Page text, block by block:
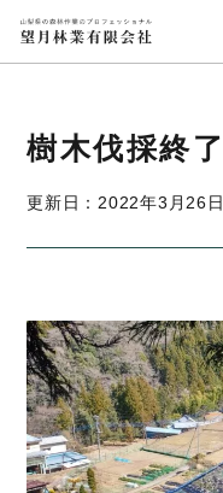
樹木伐採終了
更新日：2022年3月26日